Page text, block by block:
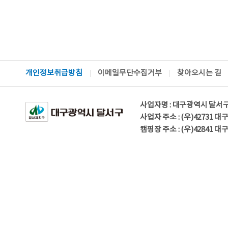
개인정보취급방침 이메일무단수집거부 찾아오시는 길
사업자명 : 대구광역시 달
사업자 주소 : (우)42731 대
캠핑장 주소 : (우)42841